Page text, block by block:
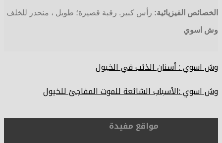
الخصائص الفيزيائية: رأس كبير. رقبة قصيرة؛ طويل ، منحدر للخلف
وش اسوي
وش اسوي : أسنان الذئب في الخيول
وش اسوي :الأسباب الشائعة للموت المفاجئ للخيول
مواقع مفيدة